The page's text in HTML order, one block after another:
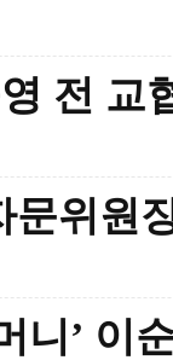
전 교
문위원
니’ 이